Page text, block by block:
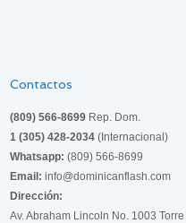
Contactos
(809) 566-8699 Rep. Dom.
1 (305) 428-2034 (Internacional)
Whatsapp: (809) 566-8699
Email: info@dominicanflash.com
Dirección:
Av. Abraham Lincoln No. 1003